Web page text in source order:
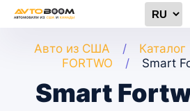
Авто из США Каталог
FORTWO
Smart
Smart